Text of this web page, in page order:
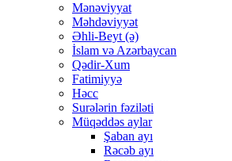
Mənəviyyat
Məhdəviyyət
Əhli-Beyt (ə)
İslam və Azərbaycan
Qədir-Xum
Fatimiyyə
Həcc
Surələrin fəziləti
Müqəddəs aylar
Şaban ayı
Rəcəb ayı